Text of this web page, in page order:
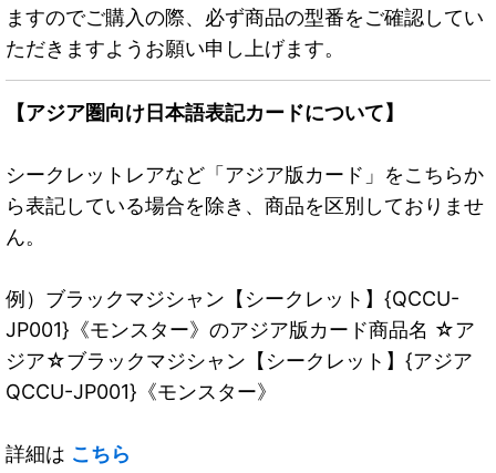
ますのでご購入の際、必ず商品の型番をご確認してい
ただきますようお願い申し上げます。
【アジア圏向け日本語表記カードについて】
シークレットレアなど「アジア版カード」をこちらか
ら表記している場合を除き、商品を区別しておりませ
ん。
例）ブラックマジシャン【シークレット】{QCCU-
JP001}《モンスター》のアジア版カード商品名 ☆ア
ジア☆ブラックマジシャン【シークレット】{アジア
QCCU-JP001}《モンスター》
詳細は こちら